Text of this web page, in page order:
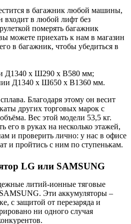
в багажник любой машины,
входит в любой лифт без
померять багажник
можете приехать к нам в магазин
в багажник, чтобы убедиться в
Д1340 х Ш290 х В580 мм;
Д1340 х Ш650 х В1360 мм.
Благодаря этому он весит
других торговых марок с
Вес этой модели 53,5 кг.
в руках на несколько этажей,
и проверить лично: у нас в офисе
и пройтись с ним по ступенькам.
LG или SAMSUNG
литий-ионные тяговые
Эти аккумуляторы –
с защитой от перезаряда и
ни одного случая